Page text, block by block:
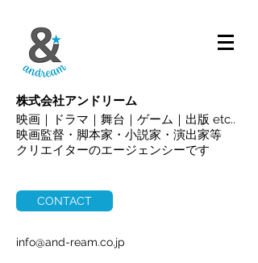
株式会社アンドリーム
映画｜ドラマ｜舞台｜ゲーム｜出版 etc..
映画監督・脚本家・小説家・演出家等
クリエイターのエージェンシーです
CONTACT
info@and-ream.co.jp